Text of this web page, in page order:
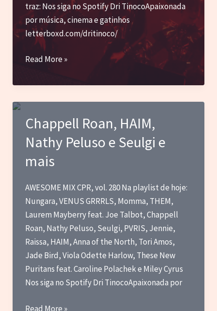
traz: Nos siga no Spotify Dri TinocoApaixonada
por música, cinema e gatinhos
letterboxd.com/dritinoco/
BABYMETAL
com
Poppy,
Ashnikko,
Springsteen
e
mais
Read More »
Chappell Roan, HAIM,
Nathy Peluso e Seulgi e
mais
AWESOME MIX CPR, vol. 280 Na playlist de hoje:
Nungara, VENUS GRRRLS, Momma, THEM,
Laurem Mayberry feat. Joe Talbot, Chappell
Roan, Nathy Peluso, Seulgi, PVRIS, Jennie,
Raissa, HAIM, Anna of the North, Tori Amos,
Jade Bird, Viola Odette Harlow, These New
Puritans feat. Caroline Polachek e Miley Cyrus
Nos siga no Spotify Dri TinocoApaixonada por
Chappell
Read More »